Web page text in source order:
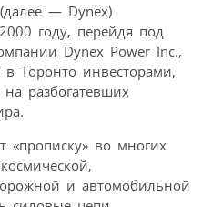
— Dynex)
году, перейдя под
Dynex Power Inc.,
в Торонто инвесторами,
разбогатевших
«прописку» во многих
и автомобильной